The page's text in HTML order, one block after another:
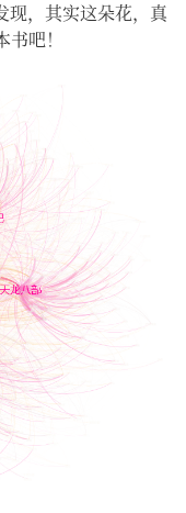
现，其实这朵花，真
书吧！